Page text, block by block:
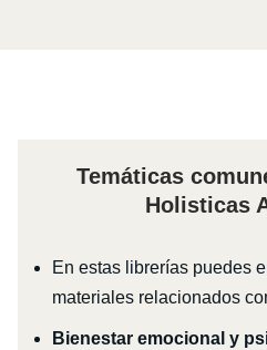
Temáticas
Holisticas
En estas librerías puedes
materiales relacionados
Bienestar emocional y